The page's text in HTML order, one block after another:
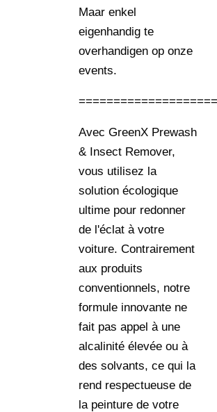
Maar enkel
eigenhandig te
overhandigen op onze
events.
Avec GreenX Prewash
& Insect Remover,
vous utilisez la
solution écologique
ultime pour redonner
de l'éclat à votre
voiture. Contrairement
aux produits
conventionnels, notre
formule innovante ne
fait pas appel à une
alcalinité élevée ou à
des solvants, ce qui la
rend respectueuse de
la peinture de votre